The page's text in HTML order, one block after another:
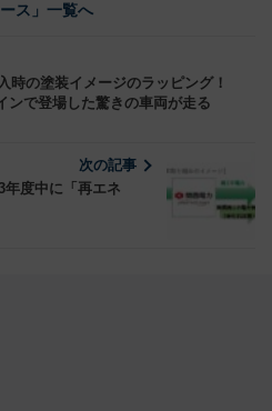
ース」一覧へ
時の塗装イメージのラッピング！
ンで登場した驚きの車両が走る
次の記事
年度中に「再エネ